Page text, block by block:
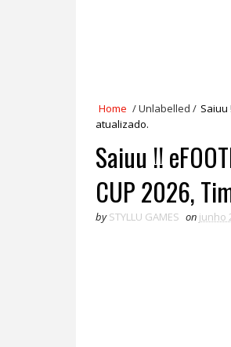
Home /Unlabelled / Saiuu
atualizado.
Saiuu !!
CUP 2026,
by STYLLU GAMES on junho